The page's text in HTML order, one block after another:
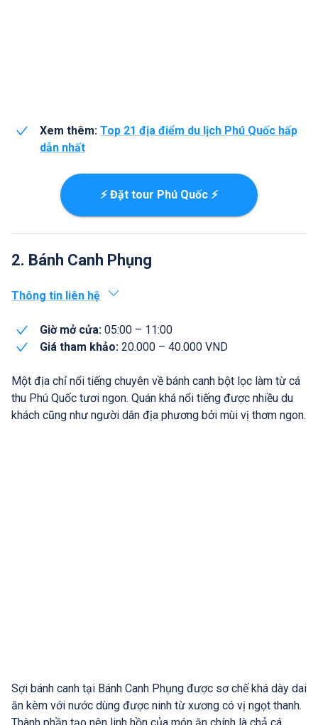
Xem thêm: Top 21 địa điểm du lịch Phú Quốc hấp
dẫn nhất
⚡ Đặt tour Phú Quốc ⚡
2. Bánh Canh Phụng
Thông tin liên hệ
Giờ mở cửa: 05:00 – 11:00
Giá tham khảo: 20.000 – 40.000 VND
Một địa chỉ nổi tiếng chuyên về bánh canh bột lọc làm từ cá
thu Phú Quốc tươi ngon. Quán khá nổi tiếng được nhiều du
khách cũng như người dân địa phương bởi mùi vị thơm ngon.
Sợi bánh canh tại Bánh Canh Phụng được sơ chế khá dày dai
ăn kèm với nước dùng được ninh từ xương có vị ngọt thanh.